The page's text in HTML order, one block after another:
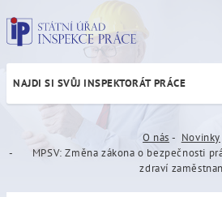
MPSV: Změna
NAJDI SI SVŮJ INSPEKTORÁT PRÁCE
O nás
Novinky
MPSV: Změna zákona o bezpečnosti
zdraví